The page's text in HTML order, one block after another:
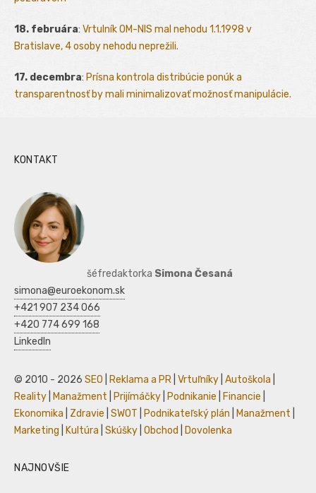
18. februára: Vrtulník OM-NIS mal nehodu 1.1.1998 v
Bratislave, 4 osoby nehodu neprežili.
17. decembra: Prísna kontrola distribúcie ponúk a
transparentnosť by mali minimalizovať možnosť manipulácie.
KONTAKT
šéfredaktorka Simona Česaná
simona@euroekonom.sk
+421 907 234 066
+420 774 699 168
LinkedIn
© 2010 - 2026 SEO Reklama a PR Vrtuľníky Autoškola
Reality
Manažment Prijímáčky Podnikanie Financie
Ekonomika
Zdravie SWOT Podnikateľský plán Manažment
Marketing
Kultúra Skúšky Obchod Dovolenka
NAJNOVŠIE